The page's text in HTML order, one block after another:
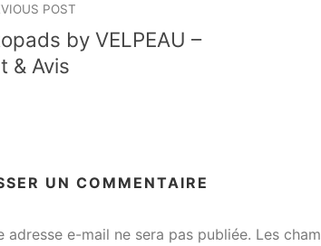
POST
by VELPEAU –
& Avis
UN COMMENTAIRE
adresse e-mail ne sera pas publiée. Les